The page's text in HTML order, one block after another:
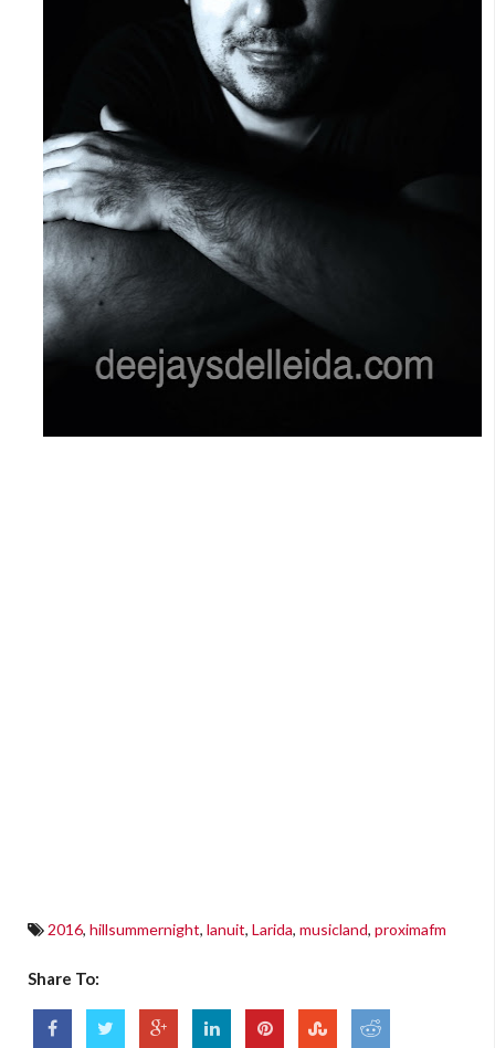
2016, hillsummernight, lanuit, Larida, musicland, proximafm
Share To: